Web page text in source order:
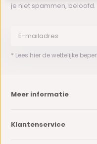
je niet spammen, beloofd.
* Lees hier de wettelijke
Meer informatie
Klantenservice